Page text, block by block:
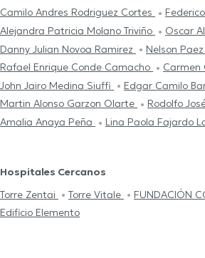
Camilo Andres Rodriguez Cortes
Alejandra Patricia Molano Triviño
Oscar
Danny Julian Novoa Ramirez
Nelson
Rafael Enrique Conde Camacho
Carmen
John Jairo Medina Siuffi
Edgar Camilo
Martin Alonso Garzon Olarte
Rodolfo
Amalia Anaya Peña
Lina Paola Fajardo
Hospitales Cercanos
Torre Zentai
Torre Vitale FUNDACIÓN
Edificio Elemento